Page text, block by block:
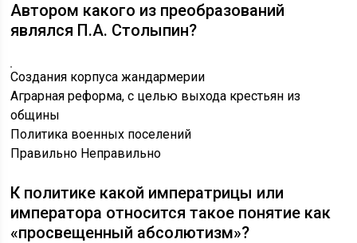
Автором какого из преобразований
являлся П.А. Столыпин?
Создания корпуса жандармерии
Аграрная реформа, с целью выхода крестьян из
общины
Политика военных поселений
Правильно Неправильно
К политике какой императрицы или
императора относится такое понятие как
«просвещенный абсолютизм»?